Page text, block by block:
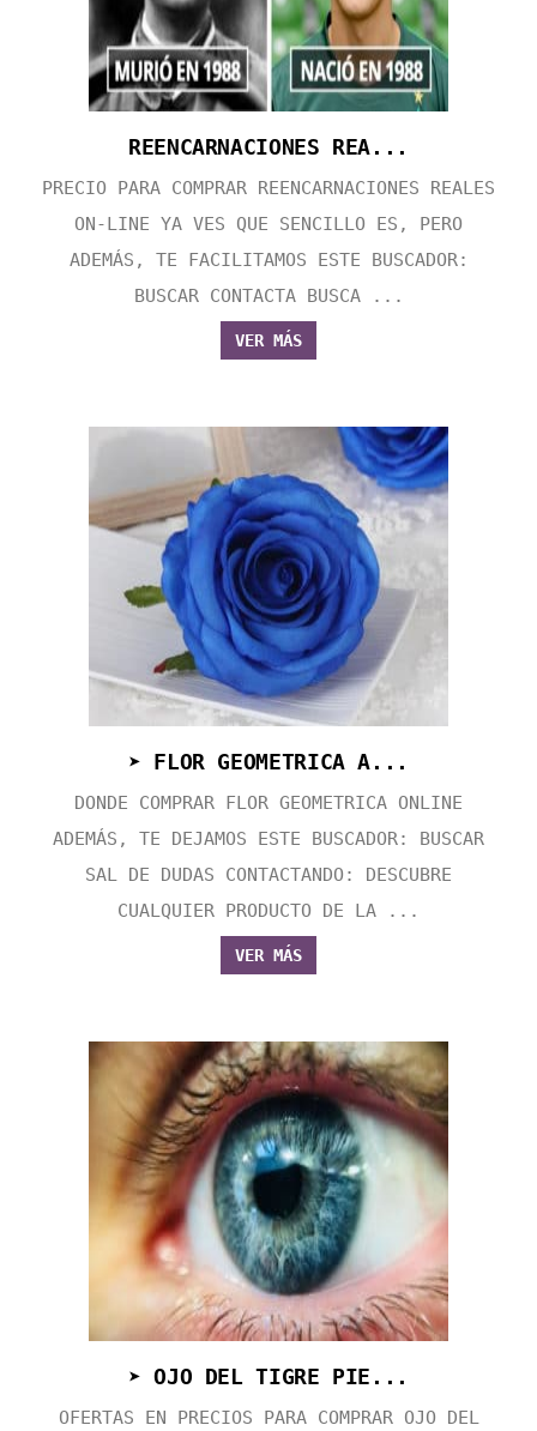
REENCARNACIONES REA...
PRECIO PARA COMPRAR REENCARNACIONES REALES
ON-LINE YA VES QUE SENCILLO ES, PERO
ADEMÁS, TE FACILITAMOS ESTE BUSCADOR:
BUSCAR CONTACTA BUSCA ...
VER MÁS
➤ FLOR GEOMETRICA A...
DONDE COMPRAR FLOR GEOMETRICA ONLINE
ADEMÁS, TE DEJAMOS ESTE BUSCADOR: BUSCAR
SAL DE DUDAS CONTACTANDO: DESCUBRE
CUALQUIER PRODUCTO DE LA ...
VER MÁS
➤ OJO DEL TIGRE PIE...
OFERTAS EN PRECIOS PARA COMPRAR OJO DEL